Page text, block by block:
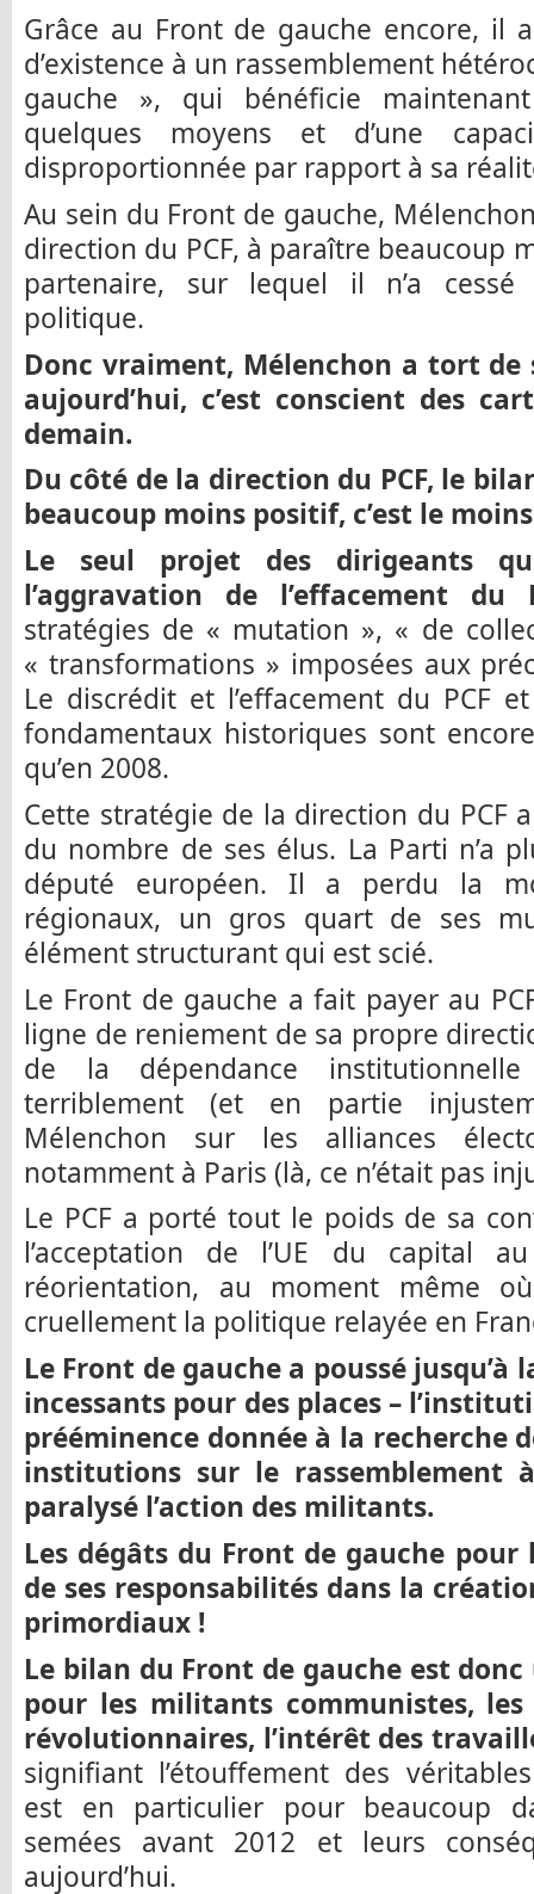
Grâce au Front de gauche encore, il
d’existence à un rassemblement
gauche », qui bénéficie
quelques moyens et d’une
disproportionnée par rapport à sa
Au sein du Front de gauche,
direction du PCF, à paraître beaucoup
partenaire, sur lequel il n’a cessé
politique.
Donc vraiment, Mélenchon a tort de
aujourd’hui, c’est conscient des
demain.
Du côté de la direction du PCF, le
beaucoup moins positif, c’est le
Le seul projet des dirigeants
l’aggravation de l’effacement du
stratégies de « mutation », « de
« transformations » imposées aux
Le discrédit et l’effacement du PCF
fondamentaux historiques sont
qu’en 2008.
Cette stratégie de la direction du PCF
du nombre de ses élus. La Parti n’a
député européen. Il a perdu la
régionaux, un gros quart de ses
élément structurant qui est scié.
Le Front de gauche a fait payer au
ligne de reniement de sa propre
de la dépendance
terriblement (et en partie
Mélenchon sur les alliances
notamment à Paris (là, ce n’était pas
Le PCF a porté tout le poids de sa
l’acceptation de l’UE du capital
réorientation, au moment même
cruellement la politique relayée en
Le Front de gauche a poussé jusqu’à
incessants pour des places –
prééminence donnée à la recherche
institutions sur le
paralysé l’action des militants.
Les dégâts du Front de gauche
de ses responsabilités dans la
primordiaux !
Le bilan du Front de gauche est
pour les militants communistes,
révolutionnaires, l’intérêt des
signifiant l’étouffement des
est en particulier pour beaucoup
semées avant 2012 et leurs
aujourd’hui.